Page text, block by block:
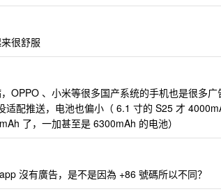
很舒服
OPPO 、小米等很多国产系统的手机也是很多广
适配推送，电池也偏小（ 6.1 寸的 S25 才
了，一加甚至是 6300mAh 的电池）
沒有廣告，是不是因為 +86 號碼所以不同？